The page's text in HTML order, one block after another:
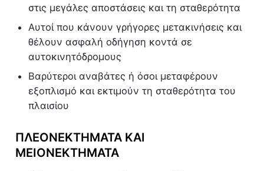
στις μεγάλες αποστάσεις και τη σταθερότητα
Αυτοί που κάνουν γρήγορες μετακινήσεις και
θέλουν ασφαλή οδήγηση κοντά σε
αυτοκινητόδρομους
Βαρύτεροι αναβάτες ή όσοι μεταφέρουν
εξοπλισμό και εκτιμούν τη σταθερότητα του
πλαισίου
ΠΛΕΟΝΕΚΤΉΜΑΤΑ ΚΑΙ
ΜΕΙΟΝΕΚΤΉΜΑΤΑ